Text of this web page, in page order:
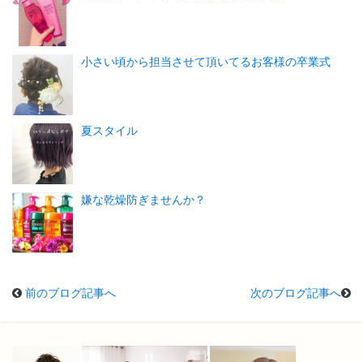
小さい頃から担当させて頂いてるお客様の卒業式
夏スタイル
嫌な乾燥防ぎませんか？
前のブログ記事へ 次のブログ記事へ